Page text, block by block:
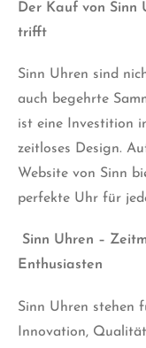
Der Kauf von Sinn
trifft
Sinn Uhren sind
auch begehrte
ist eine Investition
zeitloses Design.
Website von Sinn
perfekte Uhr für
Sinn Uhren –
Enthusiasten
Sinn Uhren stehen
Innovation,